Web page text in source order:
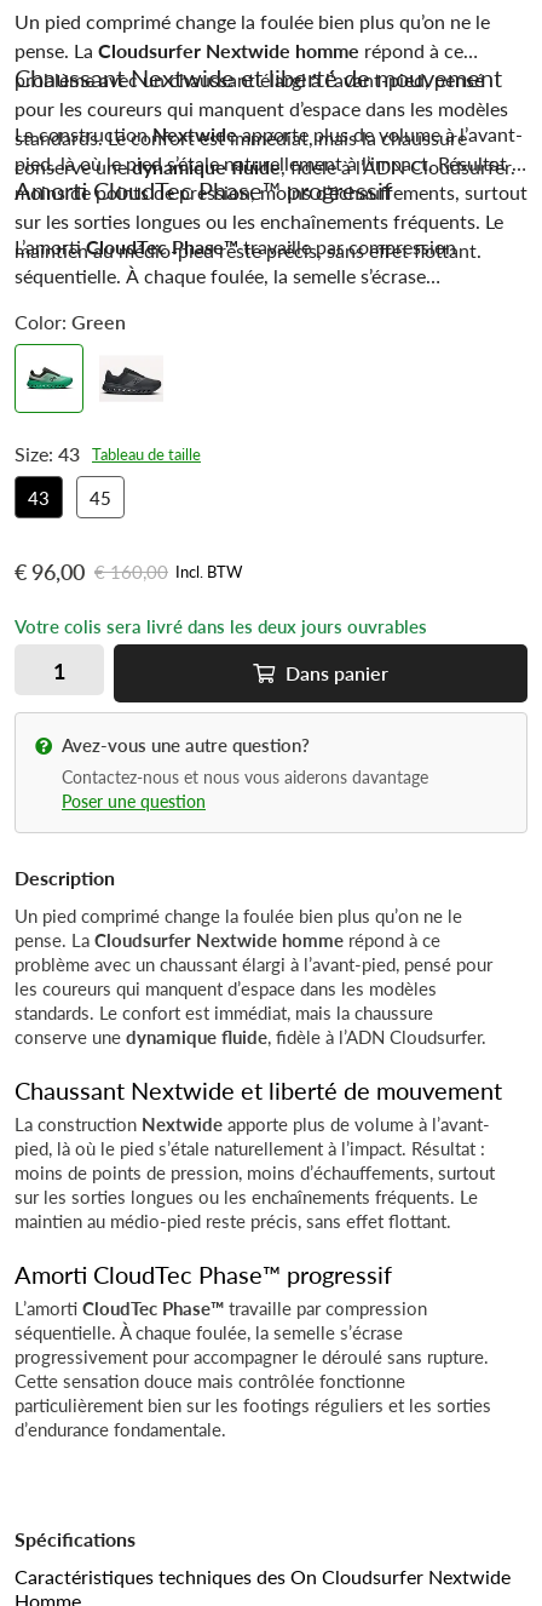
Un pied comprimé change la foulée bien plus qu’on ne le
pense. La Cloudsurfer Nextwide homme répond à ce
problème avec un chaussant élargi à l’avant-pied, pensé
pour les coureurs qui manquent d’espace dans les modèles
standards. Le confort est immédiat, mais la chaussure
conserve unedynamique fluide, fidèle à l’ADN Cloudsurfer.
Chaussant Nextwide et liberté de mouvement
La constructionNextwideapporte plus de volume à l’avant-
pied, là où le pied s’étale naturellement à l’impact. Résultat :
moins de points de pression, moins d’échauffements, surtout
sur les sorties longues ou les enchaînements fréquents. Le
maintien au médio-pied reste précis, sans effet flottant.
Amorti CloudTec Phase™ progressif
L’amortiCloudTec Phase™travaille par compression
séquentielle. À chaque foulée, la semelle s’écrase
Cette sensation douce mais contrôlée fonctionne
particulièrement bien sur les footings réguliers et les sorties
d’endurance fondamentale.
Color: Green
Size: 43 Tableau de taille
43 45
€ 160,00
€ 96,00 Incl. BTW
Votre colis sera livré dans les deux jours ouvrables
Dans panier
Avez-vous une autre question?
Contactez-nous et nous vous aiderons davantage
Poser une question
Description
Un pied comprimé change la foulée bien plus qu’on ne le
pense. LaCloudsurfer Nextwide homme répond à ce
problème avec un chaussant élargi à l’avant-pied, pensé pour
les coureurs qui manquent d’espace dans les modèles
standards. Le confort est immédiat, mais la chaussure
conserve unedynamique fluide, fidèle à l’ADN Cloudsurfer.
Chaussant Nextwide et liberté de mouvement
La construction Nextwideapporte plus de volume à l’avant-
pied, là où le pied s’étale naturellement à l’impact. Résultat :
moins de points de pression, moins d’échauffements, surtout
sur les sorties longues ou les enchaînements fréquents. Le
maintien au médio-pied reste précis, sans effet flottant.
Amorti CloudTec Phase™ progressif
L’amortiCloudTec Phase™travaille par compression
séquentielle. À chaque foulée, la semelle s’écrase
progressivement pour accompagner le déroulé sans rupture.
Cette sensation douce mais contrôlée fonctionne
particulièrement bien sur les footings réguliers et les sorties
d’endurance fondamentale.
Spécifications
Caractéristiques techniques des On Cloudsurfer Nextwide